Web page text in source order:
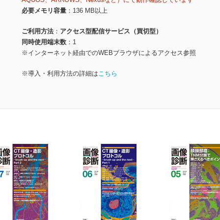
必要メモリ容量
136 MB以上
ご利用方法
アクセス型配信サービス（買切型）
同時使用端末数
1
※インターネット経由でのWEBブラウザによるアクセス参照
※導入・利用方法の詳細はこちら